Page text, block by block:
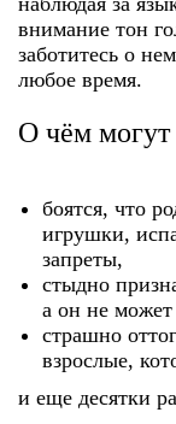
внимание тон
заботитесь о
любое время.
О чём могут
боятся, что
игрушки,
запреты,
стыдно
а он не может
страшно
взрослые,
и еще десятки